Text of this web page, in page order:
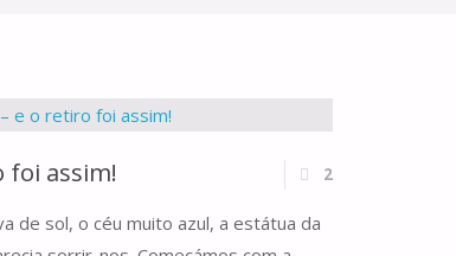
foi assim! 2
de sol, o céu muito azul, a estátua da